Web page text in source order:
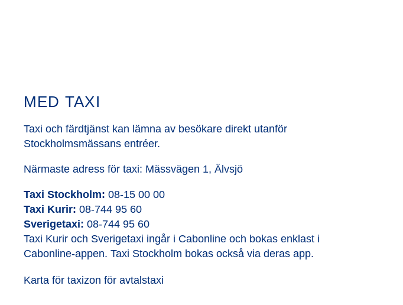
MED TAXI
Taxi och färdtjänst kan lämna av besökare direkt utanför
Stockholmsmässans entréer.
Närmaste adress för taxi: Mässvägen 1, Älvsjö
Taxi Stockholm: 08-15 00 00
Taxi Kurir: 08-744 95 60
Sverigetaxi: 08-744 95 60
Taxi Kurir och Sverigetaxi ingår i Cabonlineoch bokas enklast i
Cabonline-appen. Taxi Stockholm bokas också via deras app.
Karta för taxizon för avtalstaxi